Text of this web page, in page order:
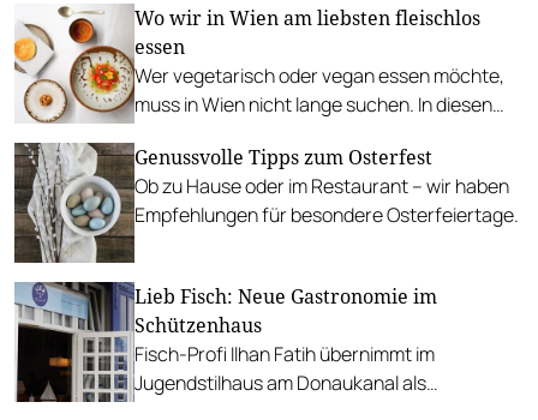
Wo wir in Wien am liebsten fleischlos
essen
Wer vegetarisch oder vegan essen möchte,
muss in Wien nicht lange suchen. In diesen
Genussvolle Tipps zum Osterfest
Ob zu Hause oder im Restaurant – wir haben
Empfehlungen für besondere Osterfeiertage.
Lieb Fisch: Neue Gastronomie im
Schützenhaus
Fisch-Profi Ilhan Fatih übernimmt im
Jugendstilhaus am Donaukanal als